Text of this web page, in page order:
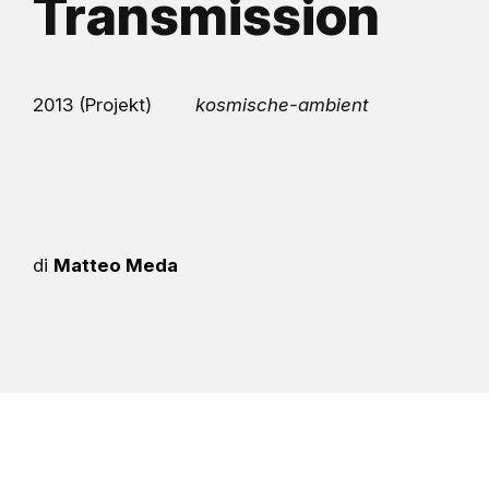
Transmission
2013 (Projekt) kosmische-ambient
di Matteo Meda